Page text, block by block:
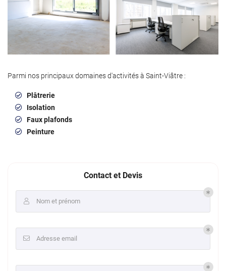
Parmi nos principaux domaines d'activités à Saint-Viâtre :
Plâtrerie
Isolation
Faux plafonds
Peinture
Contact et Devis
 Nom et prénom
 Adresse email